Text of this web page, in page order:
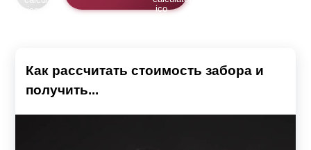
Как рассчитать стоимость забора и
получить...